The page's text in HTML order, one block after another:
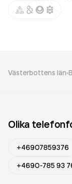
Västerbottens län
Olika
+46907859376
+4690-785 93